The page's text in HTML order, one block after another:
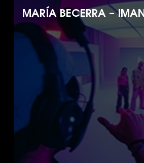
MARÍA BECERRA – IMAN